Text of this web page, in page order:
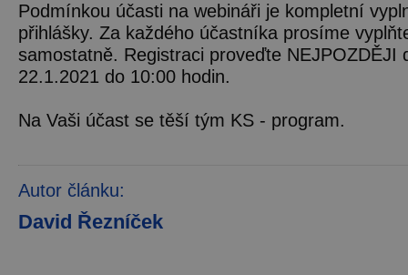
Podmínkou účasti na webináři je kompletní
přihlášky. Za každého účastníka prosíme
samostatně. Registraci proveďte NEJPOZDĚJI
22.1.2021 do 10:00 hodin.
Na Vaši účast se těší tým KS - program.
Autor článku:
David Řezníček